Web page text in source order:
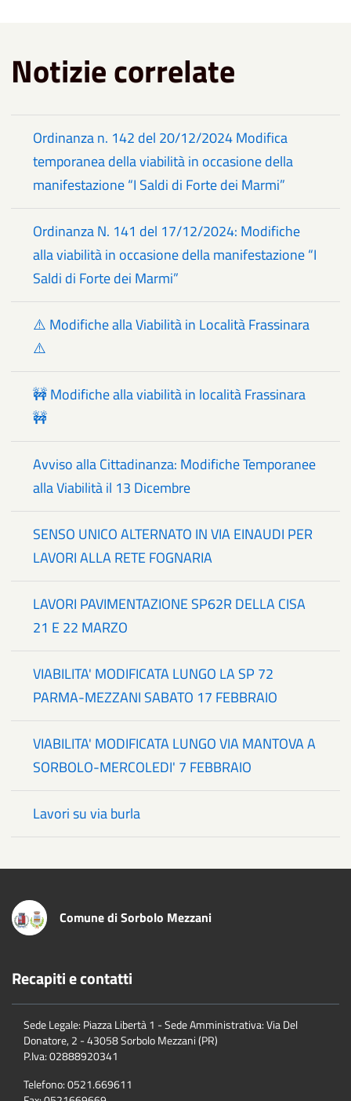
Notizie correlate
Ordinanza n. 142 del 20/12/2024 Modifica
temporanea della viabilità in occasione della
manifestazione “I Saldi di Forte dei Marmi”
Ordinanza N. 141 del 17/12/2024: Modifiche
alla viabilità in occasione della manifestazione “I
Saldi di Forte dei Marmi”
⚠️ Modifiche alla Viabilità in Località Frassinara
⚠️
🚧 Modifiche alla viabilità in località Frassinara
🚧
Avviso alla Cittadinanza: Modifiche Temporanee
alla Viabilità il 13 Dicembre
SENSO UNICO ALTERNATO IN VIA EINAUDI PER
LAVORI ALLA RETE FOGNARIA
LAVORI PAVIMENTAZIONE SP62R DELLA CISA
21 E 22 MARZO
VIABILITA' MODIFICATA LUNGO LA SP 72
PARMA-MEZZANI SABATO 17 FEBBRAIO
VIABILITA' MODIFICATA LUNGO VIA MANTOVA A
SORBOLO-MERCOLEDI' 7 FEBBRAIO
Lavori su via burla
Comune di Sorbolo Mezzani
Recapiti e contatti
Sede Legale: Piazza Libertà 1 - Sede Amministrativa: Via Del
Donatore, 2 - 43058 Sorbolo Mezzani (PR)
P.Iva:02888920341
Telefono:0521.669611